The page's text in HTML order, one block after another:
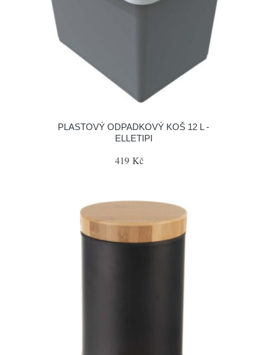
PLASTOVÝ ODPADKOVÝ KOŠ 12 L -
ELLETIPI
419 Kč